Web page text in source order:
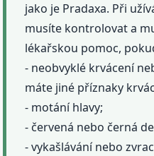
jako je Pradaxa. Při
musíte kontrolovat a
lékařskou pomoc,
- neobvyklé krvácení
máte jiné příznaky
- motání hlavy;
- červená nebo černá
- vykašlávání nebo